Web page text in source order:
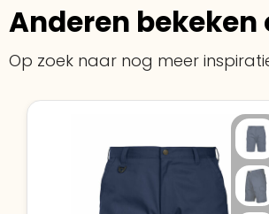
Anderen bekeken
Op zoek naar nog meer